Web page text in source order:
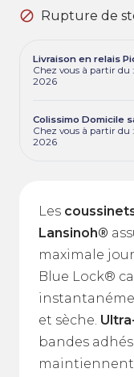
 Rupture de
Livraison en relais
Chez vous à partir du
2026
Colissimo Domicile
Chez vous à partir du
2026
Les
Lansinoh®
maximale
Blue Lock®
et sèche.
bandes